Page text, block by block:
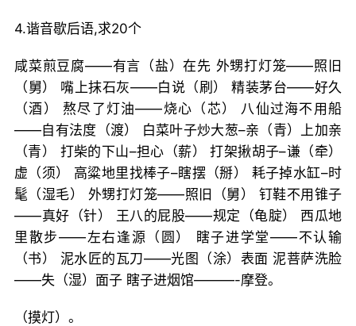
4.谐音歇后语,求20个
咸菜煎豆腐——有言（盐）在先 外甥打灯笼——照旧
（舅） 嘴上抹石灰——白说（刷） 精装茅台——好久
（酒） 熬尽了灯油——烧心（芯） 八仙过海不用船
——自有法度（渡） 白菜叶子炒大葱–亲（青）上加亲
（青） 打柴的下山–担心（薪） 打架揪胡子–谦（牵）
虚（须） 高粱地里找棒子–瞎摆（掰） 耗子掉水缸–时
髦（湿毛） 外甥打灯笼——照旧（舅） 钉鞋不用锥子
——真好（针） 王八的屁股——规定（龟腚） 西瓜地
里散步——左右逢源（圆） 瞎子进学堂——不认输
（书） 泥水匠的瓦刀——光图（涂）表面 泥菩萨洗脸
——失（湿）面子 瞎子进烟馆———-摩登。
（摸灯）。